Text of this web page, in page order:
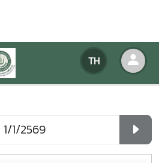
TH
องหน่วยงาน
ยงาน